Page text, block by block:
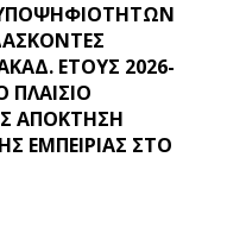
ΕΤΟΥΣ 2026-
ΠΛΑΙΣΙΟ
ΑΠΟΚΤΗΣΗ
ΕΜΠΕΙΡΙΑΣ ΣΤΟ